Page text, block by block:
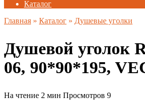
Каталог
Главная » Каталог » Душевые уголки
Душевой уголок
06, 90*90*195,
На чтение 2 мин Просмотров 9